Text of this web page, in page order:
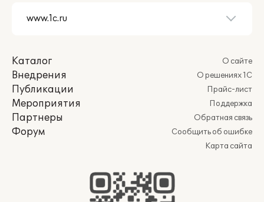
Каталог
Внедрения
Публикации
Мероприятия
Партнеры
Форум
О сайте
О решениях 1С
Прайс-лист
Поддержка
Обратная связь
Сообщить об ошибке
Карта сайта